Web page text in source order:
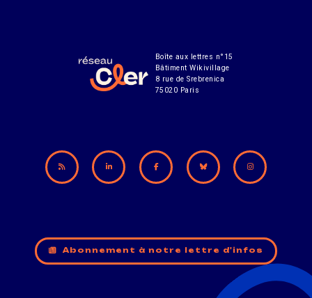
Boîte aux lettres n°15
Bâtiment Wikivillage
8 rue de Srebrenica
75020 Paris
Abonnement à notre lettre d'infos